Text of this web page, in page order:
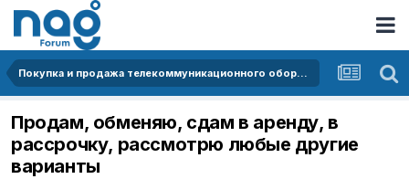
Покупка и продажа телекоммуникационного оборудования
Продам, обменяю, сдам в аренду, в
рассрочку, рассмотрю любые другие
варианты